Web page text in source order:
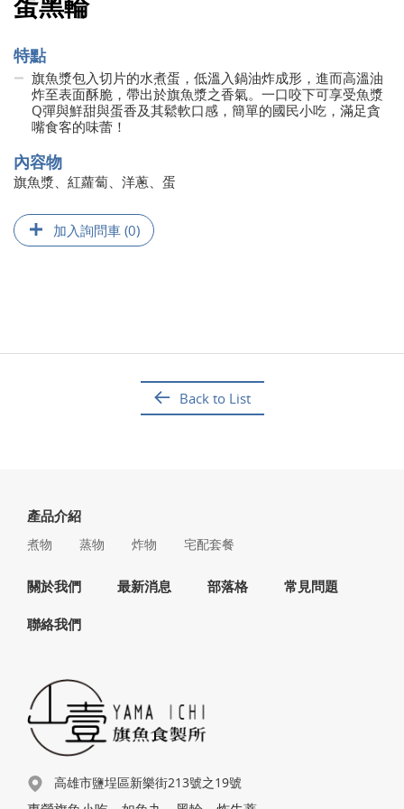
特點
旗魚漿包入切片的水煮蛋，低溫入鍋油炸成形，進而高溫油
炸至表面酥脆，帶出於旗魚漿之香氣。一口咬下可享受魚漿
Q彈與鮮甜與蛋香及其鬆軟口感，簡單的國民小吃，滿足貪
嘴食客的味蕾！
內容物
旗魚漿、紅蘿蔔、洋蔥、蛋
加入詢問車 (0)
Back to List
產品介紹
煮物 蒸物 炸物 宅配套餐
關於我們 最新消息 部落格 常見問題
聯絡我們
高雄市鹽埕區新樂街213號之19號